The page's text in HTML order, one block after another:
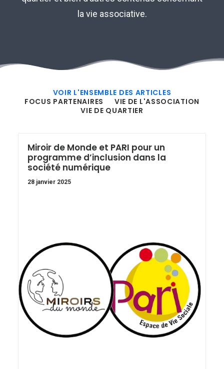
la vie associative.
VOIR L'ENSEMBLE DES ARTICLES
FOCUS PARTENAIRES
VIE DE L'ASSOCIATION
VIE DE QUARTIER
Miroir de Monde et PARI pour un
programme d’inclusion dans la
société numérique
28 janvier 2025